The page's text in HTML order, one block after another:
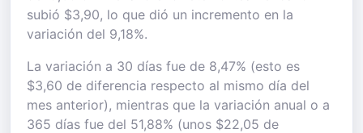
subió $3,90, lo que dió un incremento en la
variación del 9,18%.
La variación a 30 días fue de 8,47% (esto es
$3,60 de diferencia respecto al mismo día del
mes anterior), mientras que la variación anual o a
365 días fue del 51,88% (unos $22,05 de